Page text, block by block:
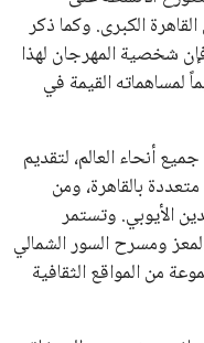
للاحتفاظ بمنصبه
لفترة رابعة، بعد أن حصل
على تأييد واسع من أكثر من 200 اتحاد وطني من أصل 211 في
الانتخابات المقررة عام
التي وجهت
لم يتقدم أي مرشح منافس
المعارضة من التوصل إلى
الترشح في نوفمبر